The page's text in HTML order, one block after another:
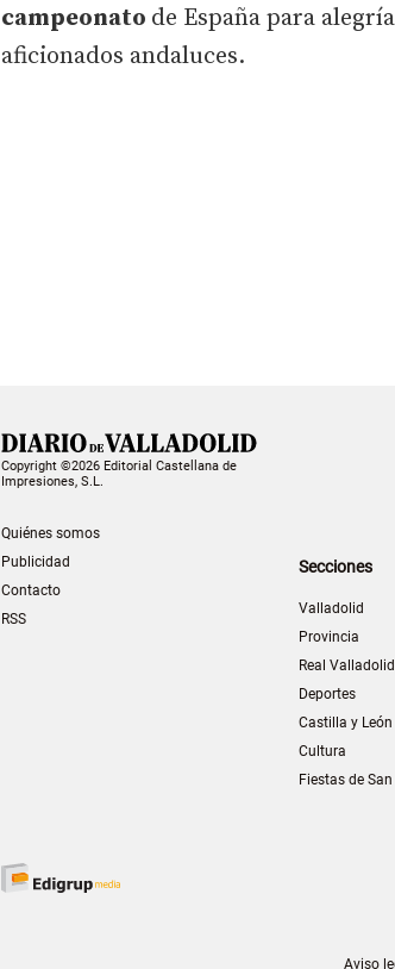
campeonato de España para
aficionados andaluces.
Copyright ©2026 Editorial Castellana de
Impresiones, S.L.
Quiénes somos
Publicidad
Contacto
RSS
Secciones
Valladolid
Provincia
Real Valladolid
Deportes
Castilla y León
Cultura
Fiestas de
Aviso